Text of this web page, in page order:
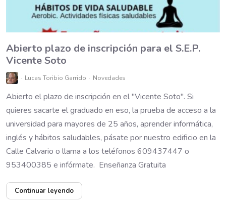
Abierto plazo de inscripción para el S.E.P.
Vicente Soto
Lucas Toribio Garrido Novedades
Abierto el plazo de inscripción en el "Vicente Soto". Si
quieres sacarte el graduado en eso, la prueba de acceso a la
universidad para mayores de 25 años, aprender informática,
inglés y hábitos saludables, pásate por nuestro edificio en la
Calle Calvario o llama a los teléfonos 609437447 o
953400385 e infórmate. Enseñanza Gratuita
Continuar leyendo